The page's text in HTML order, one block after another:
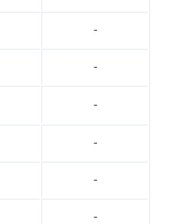
-
-
-
-
-
-